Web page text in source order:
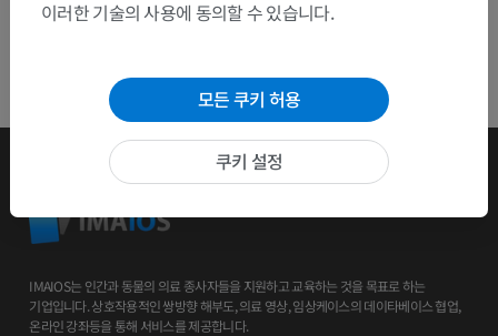
IMAIOS는 인간과 동물의 의료 종사자들을 지원하고 교육하는 것을 목표로 하는
기업입니다. 상호작용적인 쌍방향 해부도, 의료 영상, 임상케이스의 데이타베이스 협업,
온라인 강좌등을 통해 서비스를 제공합니다.
이러한 기술의 사용에 동의할 수 있습니다.
모든 쿠키 허용
쿠키 설정